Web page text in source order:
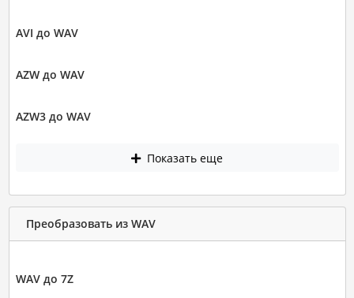
AVI до WAV
AZW до WAV
AZW3 до WAV
Показать еще
Преобразовать из WAV
WAV до 7Z